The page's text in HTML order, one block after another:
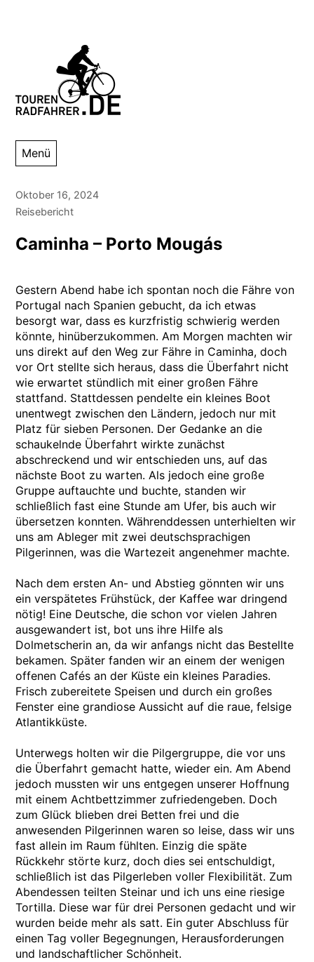
Tourenradfahrer
Danny Alexander Lettkemann
Menü
Oktober 16, 2024
Reisebericht
Caminha – Porto Mougás
Gestern Abend habe ich spontan noch die Fähre von
Portugal nach Spanien gebucht, da ich etwas
besorgt war, dass es kurzfristig schwierig werden
könnte, hinüberzukommen. Am Morgen machten wir
uns direkt auf den Weg zur Fähre in Caminha, doch
vor Ort stellte sich heraus, dass die Überfahrt nicht
wie erwartet stündlich mit einer großen Fähre
stattfand. Stattdessen pendelte ein kleines Boot
unentwegt zwischen den Ländern, jedoch nur mit
Platz für sieben Personen. Der Gedanke an die
schaukelnde Überfahrt wirkte zunächst
abschreckend und wir entschieden uns, auf das
nächste Boot zu warten. Als jedoch eine große
Gruppe auftauchte und buchte, standen wir
schließlich fast eine Stunde am Ufer, bis auch wir
übersetzen konnten. Währenddessen unterhielten wir
uns am Ableger mit zwei deutschsprachigen
Pilgerinnen, was die Wartezeit angenehmer machte.
Nach dem ersten An- und Abstieg gönnten wir uns
ein verspätetes Frühstück, der Kaffee war dringend
nötig! Eine Deutsche, die schon vor vielen Jahren
ausgewandert ist, bot uns ihre Hilfe als
Dolmetscherin an, da wir anfangs nicht das Bestellte
bekamen. Später fanden wir an einem der wenigen
offenen Cafés an der Küste ein kleines Paradies.
Frisch zubereitete Speisen und durch ein großes
Fenster eine grandiose Aussicht auf die raue, felsige
Atlantikküste.
Unterwegs holten wir die Pilgergruppe, die vor uns
die Überfahrt gemacht hatte, wieder ein. Am Abend
jedoch mussten wir uns entgegen unserer Hoffnung
mit einem Achtbettzimmer zufriedengeben. Doch
zum Glück blieben drei Betten frei und die
anwesenden Pilgerinnen waren so leise, dass wir uns
fast allein im Raum fühlten. Einzig die späte
Rückkehr störte kurz, doch dies sei entschuldigt,
schließlich ist das Pilgerleben voller Flexibilität. Zum
Abendessen teilten Steinar und ich uns eine riesige
Tortilla. Diese war für drei Personen gedacht und wir
wurden beide mehr als satt. Ein guter Abschluss für
einen Tag voller Begegnungen, Herausforderungen
und landschaftlicher Schönheit.